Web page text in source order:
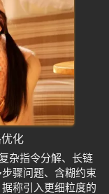
化
杂指令分解、长链
骤问题、含糊约束
称引入更细粒度的